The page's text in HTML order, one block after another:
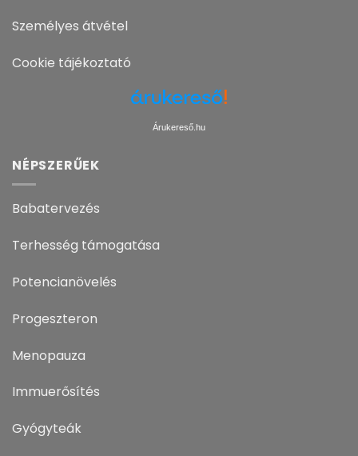
Személyes átvétel
Cookie tájékoztató
Árukereső.hu
NÉPSZERŰEK
Babatervezés
Terhesség támogatása
Potencianövelés
Progeszteron
Menopauza
Immuerősítés
Gyógyteák